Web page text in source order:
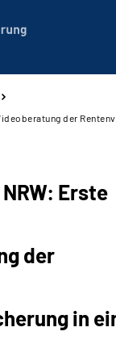
der
Erste
der
in